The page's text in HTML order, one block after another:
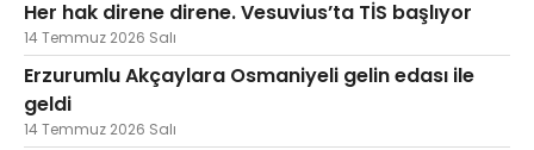
Her hak direne direne. Vesuvius’ta TİS başlıyor
14 Temmuz 2026 Salı
Erzurumlu Akçaylara Osmaniyeli gelin edası ile
geldi
14 Temmuz 2026 Salı